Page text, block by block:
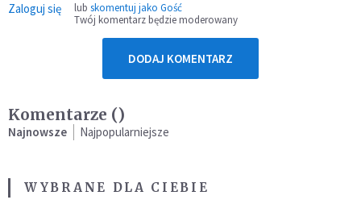
Zaloguj się lub skomentuj jako Gość
Twój komentarz będzie moderowany
DODAJ KOMENTARZ
Komentarze ()
Najnowsze Najpopularniejsze
WYBRANE DLA CIEBIE